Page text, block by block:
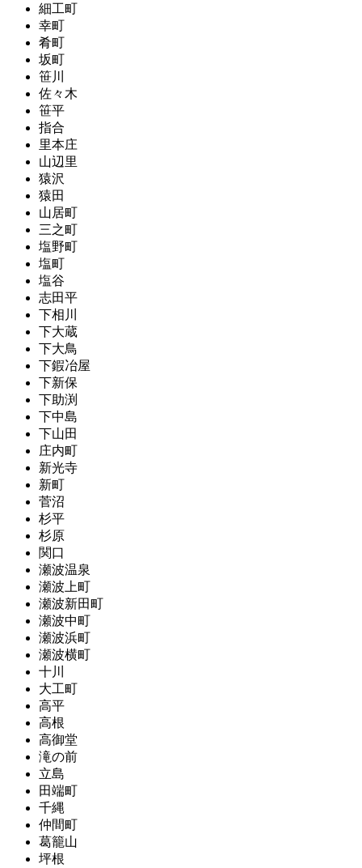
細工町
幸町
肴町
坂町
笹川
佐々木
笹平
指合
里本庄
山辺里
猿沢
猿田
山居町
三之町
塩野町
塩町
塩谷
志田平
下相川
下大蔵
下大鳥
下鍜冶屋
下新保
下助渕
下中島
下山田
庄内町
新光寺
新町
菅沼
杉平
杉原
関口
瀬波温泉
瀬波上町
瀬波新田町
瀬波中町
瀬波浜町
瀬波横町
十川
大工町
高平
高根
高御堂
滝の前
立島
田端町
千縄
仲間町
葛籠山
坪根